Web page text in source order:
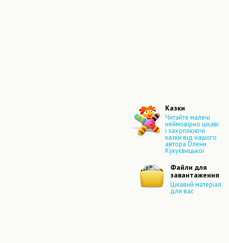
Казки
Читайте малечі
неймовірно цікаві
і захоплюючі
казки від нашого
автора Олени
Кукуєвицької
Файли для
завантаження
Цікавий матеріал
для вас